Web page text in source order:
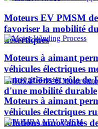
Moteurs EV PMSM
favoriser la mobilité
désertiques
Moteurs à aimant
véhicules électriques
innovations et rôle de
d'une mobilité durable
Moteurs à aimant
véhicules électriques
solutions innovantes